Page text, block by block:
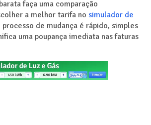
faça uma comparação
a melhor tarifa no simulador de
processo de mudança é rápido, simples
uma poupança imediata nas faturas